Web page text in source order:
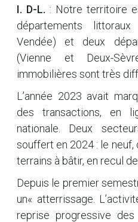
I. D-L. : Notre territoire
départements littoraux
Vendée) et deux
(Vienne et Deux-
immobilières sont très
L’année 2023 avait
des transactions, en
nationale. Deux
souffert en 2024 : le neuf,
terrains à bâtir, en recul
Depuis le premier
un« atterrissage.
reprise progressive